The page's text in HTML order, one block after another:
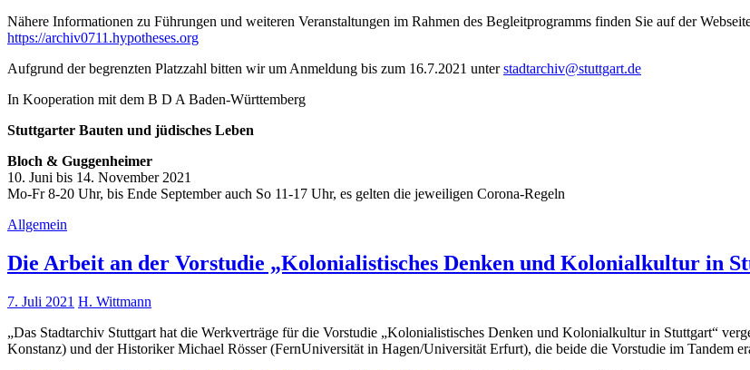
Nähere Informationen zu Führungen und weiteren Veranstaltungen im Rahmen des Begleitprogramms finden Sie auf der
https://archiv0711.hypotheses.org
Aufgrund der begrenzten Platzzahl bitten wir um Anmeldung bis zum 16.7.2021 unterstadtarchiv@stuttgart.de
In Kooperation mit dem B D A Baden-Württemberg
Stuttgarter Bauten und jüdisches Leben
Bloch & Guggenheimer
10. Juni bis 14. November 2021
Mo-Fr 8-20 Uhr, bis Ende September auch So 11-17 Uhr, es gelten die jeweiligen Corona-Regeln
Allgemein
Die Arbeit an der Vorstudie „Kolonialistisches Denken und Kolonialkultur in
7. Juli 2021 H. Wittmann
„Das Stadtarchiv Stuttgart hat die Werkverträge für die Vorstudie „Kolonialistisches Denken und Kolonialkultur in Stuttgart“
Konstanz) und der Historiker Michael Rösser (FernUniversität in Hagen/Universität Erfurt), die beide die Vorstudie im Tandem